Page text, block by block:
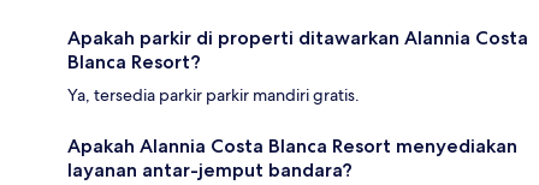
Apakah parkir di properti ditawarkan Alannia Costa
Blanca Resort?
Ya, tersedia parkir parkir mandiri gratis.
Apakah Alannia Costa Blanca Resort menyediakan
layanan antar-jemput bandara?